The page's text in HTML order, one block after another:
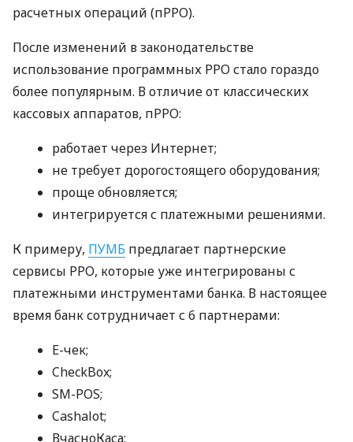
расчетных операций (пРРО).
После изменений в законодательстве
использование программных РРО стало гораздо
более популярным. В отличие от классических
кассовых аппаратов, пРРО:
работает через Интернет;
не требует дорогостоящего оборудования;
проще обновляется;
интегрируется с платежными решениями.
К примеру, ПУМБ предлагает партнерские
сервисы РРО, которые уже интегрированы с
платежными инструментами банка. В настоящее
время банк сотрудничает с 6 партнерами:
E-чек;
CheckBox;
SM-POS;
Cashalot;
ВчасноКаса;